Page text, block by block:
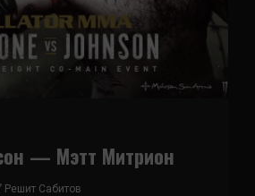
— Мэтт Митрион
Решит Сабитов